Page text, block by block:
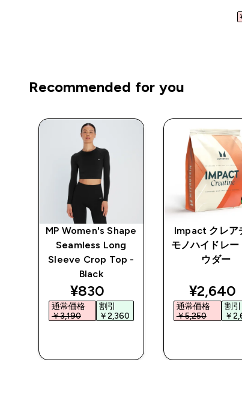
Recommended for you
MP Women's Shape
Seamless Long
Sleeve Crop Top -
Black
discounted price
¥830‎
通常価格
￥3,190‎
割引
￥2,360‎
Impact クレア
モノハイドレー
ウダー
¥2,640‎
通常価格
￥5,250‎
割引
￥